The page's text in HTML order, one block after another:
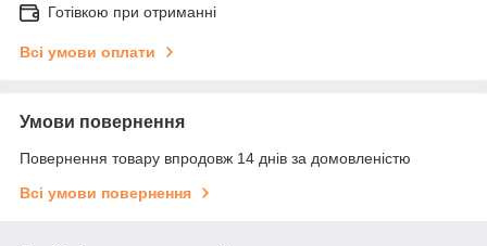
Готівкою при отриманні
Всі умови оплати
Умови повернення
Повернення товару впродовж 14 днів за домовленістю
Всі умови повернення